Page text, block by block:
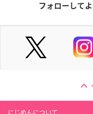
フォローして
にじめんについて